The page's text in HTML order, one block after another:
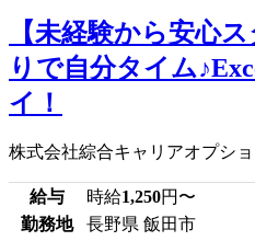
【未経験から安心
りで自分タイム
イ！
株式会社綜合キャリアオプシ
給与 時給1,250円〜
勤務地
長野県 飯田市